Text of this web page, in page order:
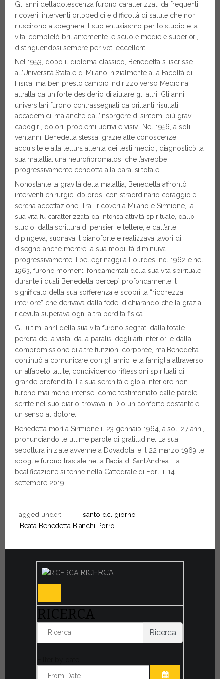
Gli anni dell’adolescenza furono caratterizzati da frequenti
ricoveri, interventi ortopedici e difficoltà di salute che non
riuscirono a spegnere il suo entusiasmo per lo studio e la
vita: completò brillantemente le scuole medie e superiori,
distinguendosi sempre per voti eccellenti.
Nel 1953, dopo il diploma classico, Benedetta si iscrisse
all’Università Statale di Milano inizialmente alla Facoltà di
Fisica, ma ben presto cambiò indirizzo verso Medicina,
attratta da un forte desiderio di aiutare gli altri. Gli anni
universitari furono contrassegnati da brillanti risultati
accademici, ma anche dall’insorgere di sintomi più gravi:
capogiri, dolori, problemi uditivi e visivi. Nel 1956, a soli
vent’anni, Benedetta stessa, grazie alle conoscenze
acquisite e alla lettura attenta dei testi medici, diagnosticò la
sua malattia: una neurofibromatosi che l’avrebbe
progressivamente condotta alla paralisi totale.
Nonostante la gravità della malattia, Benedetta affrontò
interventi chirurgici dolorosi con straordinario coraggio e
serena accettazione. Tra i ricoveri a Milano e Sirmione, la
sua vita fu caratterizzata da intensa attività spirituale, dallo
studio, dalla scrittura di pensieri e lettere, e dall’arte:
dipingeva, suonava il pianoforte e realizzava lavori di
disegno anche mentre la sua mobilità diminuiva
progressivamente. I pellegrinaggi a Lourdes, nel 1962 e nel
1963, furono momenti fondamentali della sua vita spirituale,
durante i quali Benedetta percepì profondamente il
significato della sua sofferenza e scoprì la “ricchezza
interiore” che derivava dalla fede, dichiarando che la grazia
ricevuta superava ogni altra perdita fisica.
Gli ultimi anni della sua vita furono segnati dalla totale
perdita della vista, dalla paralisi degli arti inferiori e dalla
compromissione di altre funzioni corporee, ma Benedetta
continuò a comunicare con gli amici e la famiglia attraverso
un alfabeto tattile, condividendo riflessioni spirituali di
grande profondità. La sua serenità e gioia interiore non
furono mai meno intense, come testimoniato dalle parole
scritte nel suo diario: trovava in Dio un conforto costante e
un senso al dolore.
Benedetta morì a Sirmione il 23 gennaio 1964, a soli 27 anni,
pronunciando le ultime parole di gratitudine. La sua
sepoltura iniziale avvenne a Dovadola, e il 22 marzo 1969 le
spoglie furono traslate nella Badia di Sant’Andrea. La
beatificazione si tenne nella Cattedrale di Forlì il 14
settembre 2019.
Tagged under:
santo del giorno
Beata Benedetta Bianchi Porro
RICERCA
RICERCA
Ricerca